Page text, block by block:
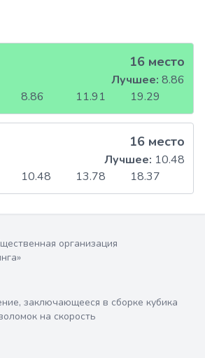
16 место
8.86 11.91 19.29
Лучшее: 8.86
16 место
10.48 13.78 18.37
Лучшее: 10.48
организация
заключающееся в сборке кубика
на скорость